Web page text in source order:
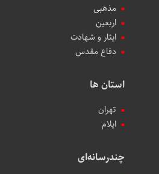
مذهبی
اربعین
ایثار و شهادت
دفاع مقدس
استان ها
تهران
ایلام
چندرسانه‌ای